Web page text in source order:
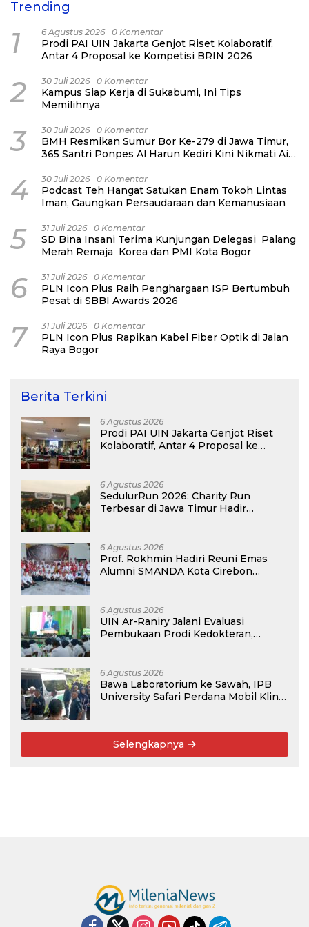
Trending
1 6 Agustus 2026 0 Komentar
Prodi PAI UIN Jakarta Genjot Riset Kolaboratif,
Antar 4 Proposal ke Kompetisi BRIN 2026
2 30 Juli 2026 0 Komentar
Kampus Siap Kerja di Sukabumi, Ini Tips
Memilihnya
3 30 Juli 2026 0 Komentar
BMH Resmikan Sumur Bor Ke-279 di Jawa Timur,
365 Santri Ponpes Al Harun Kediri Kini Nikmati Air
4 30 Juli 2026 0 Komentar
Podcast Teh Hangat Satukan Enam Tokoh Lintas
Iman, Gaungkan Persaudaraan dan Kemanusiaan
5 31 Juli 2026 0 Komentar
SD Bina Insani Terima Kunjungan Delegasi Palang
Merah Remaja Korea dan PMI Kota Bogor
6 31 Juli 2026 0 Komentar
PLN Icon Plus Raih Penghargaan ISP Bertumbuh
Pesat di SBBI Awards 2026
7 31 Juli 2026 0 Komentar
PLN Icon Plus Rapikan Kabel Fiber Optik di Jalan
Raya Bogor
Berita Terkini
6 Agustus 2026
Prodi PAI UIN Jakarta Genjot Riset
Kolaboratif, Antar 4 Proposal ke
6 Agustus 2026
SedulurRun 2026: Charity Run
Terbesar di Jawa Timur Hadir
Guru Honorer
6 Agustus 2026
Prof. Rokhmin Hadiri Reuni Emas
Alumni SMANDA Kota Cirebon
6 Agustus 2026
UIN Ar-Raniry Jalani Evaluasi
Pembukaan Prodi Kedokteran,
6 Agustus 2026
Bawa Laboratorium ke Sawah, IPB
University Safari Perdana Mobil Klinik
Selengkapnya